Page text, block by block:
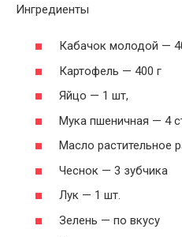
Ингредиенты
Кабачок молодой —
Картофель — 400 г
Яйцо — 1 шт,
Мука пшеничная — 4
Масло растительное
Чеснок — 3 зубчика
Лук — 1 шт.
Зелень — по вкусу